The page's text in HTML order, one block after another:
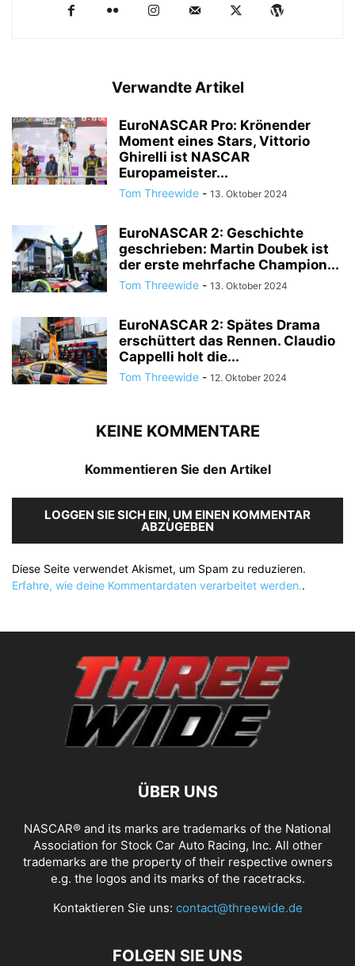
Verwandte Artikel
EuroNASCAR Pro: Krönender
Moment eines Stars, Vittorio
Ghirelli ist NASCAR
Europameister...
Tom Threewide - 13. Oktober 2024
EuroNASCAR 2: Geschichte
geschrieben: Martin Doubek ist
der erste mehrfache Champion...
Tom Threewide - 13. Oktober 2024
EuroNASCAR 2: Spätes Drama
erschüttert das Rennen. Claudio
Cappelli holt die...
Tom Threewide - 12. Oktober 2024
KEINE KOMMENTARE
Kommentieren Sie den Artikel
LOGGEN SIE SICH EIN, UM EINEN KOMMENTAR
ABZUGEBEN
Diese Seite verwendet Akismet, um Spam zu reduzieren.
Erfahre, wie deine Kommentardaten verarbeitet werden..
ÜBER UNS
NASCAR® and its marks are trademarks of the National
Association for Stock Car Auto Racing, Inc. All other
trademarks are the property of their respective owners
e.g. the logos and its marks of the racetracks.
Kontaktieren Sie uns: contact@threewide.de
FOLGEN SIE UNS